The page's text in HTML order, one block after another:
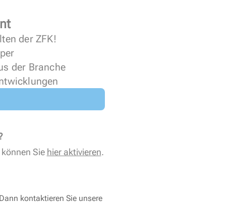
der ZFK!
der Branche
Sie hier aktivieren.
kontaktieren Sie unsere